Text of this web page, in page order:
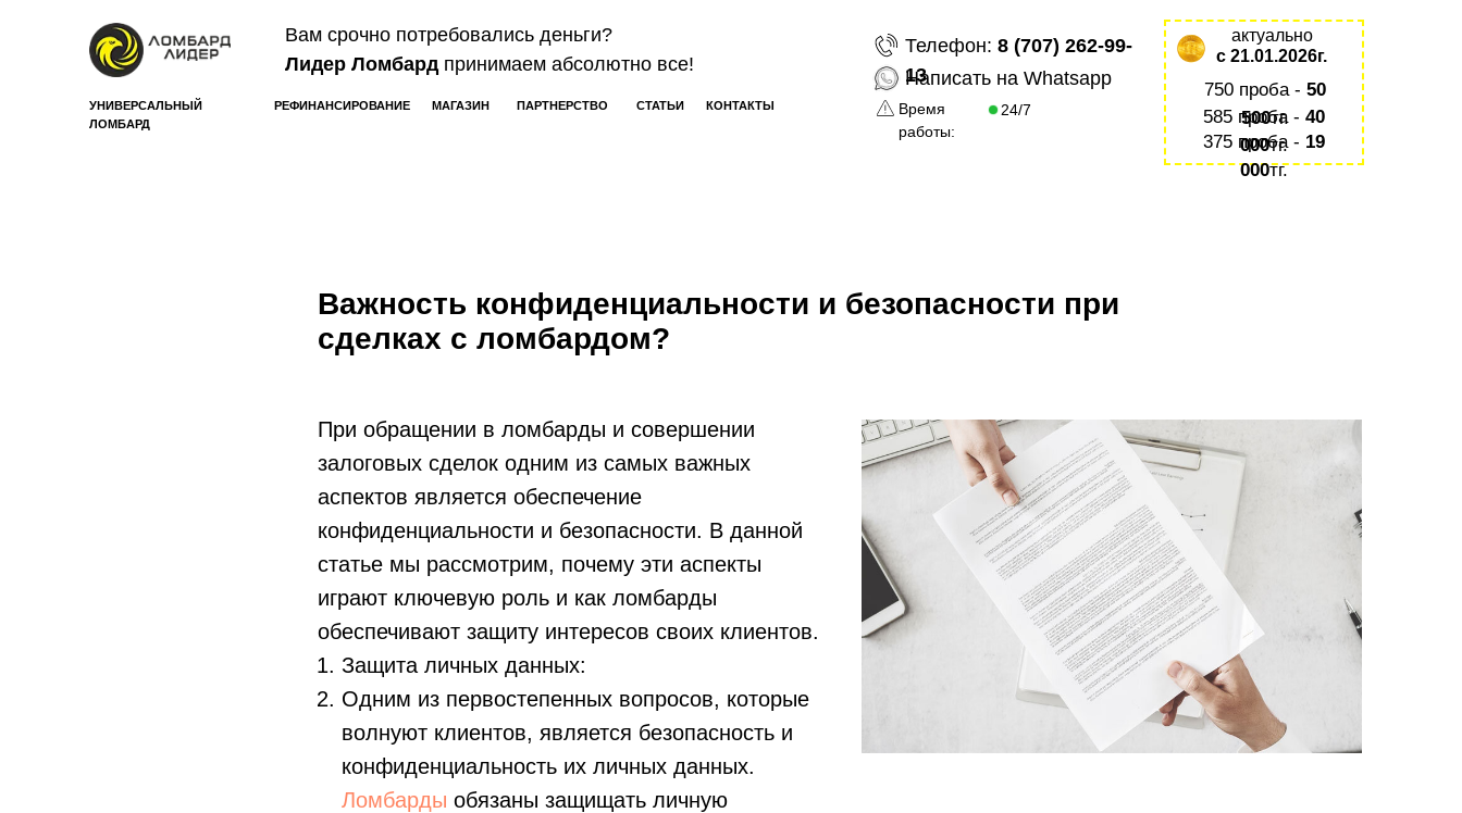
УНИВЕРСАЛЬНЫЙ
ЛОМБАРД
Время
работы:
Вам срочно потребовались деньги?
Лидер Ломбардпринимаем абсолютно все!
СТАТЬИ
МАГАЗИН
РЕФИНАНСИРОВАНИЕ ПАРТНЕРСТВО
Телефон: 8 (707) 262-99-
13
Написать на Whatsapp
24/7
КОНТАКТЫ
750 проба - 50
500тг.
585 проба - 40
000тг.
375 проба - 19
000тг.
актуально
с 21.01.2026г.
Важность конфиденциальности и безопасности при
сделках с ломбардом?
При обращении в ломбарды и совершении
залоговых сделок одним из самых важных
аспектов является обеспечение
конфиденциальности и безопасности. В данной
статье мы рассмотрим, почему эти аспекты
играют ключевую роль и как ломбарды
обеспечивают защиту интересов своих клиентов.
Защита личных данных:
Одним из первостепенных вопросов, которые
волнуют клиентов, является безопасность и
конфиденциальность их личных данных.
Ломбарды обязаны защищать личную